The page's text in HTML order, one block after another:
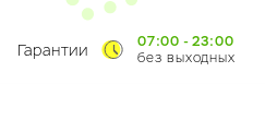
Гарантии
07:00 - 23:00
без выходных